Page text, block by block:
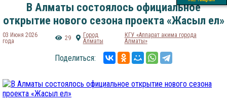
В Алматы состоялось официальное
открытие нового сезона проекта «Жасыл ел»
03 Июня 2026
года
29
Город
Алматы
КГУ «Аппарат акима города
Алматы»
Поделиться: